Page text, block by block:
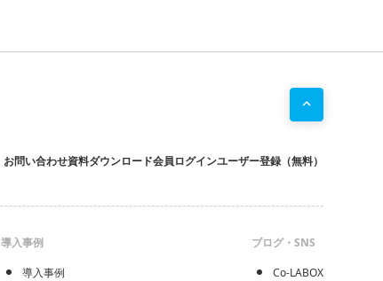
お問い合わせ資料ダウンロード会員ログインユーザー登録（無料）
導入事例
導入事例
ブログ・SNS
Co-LABOX